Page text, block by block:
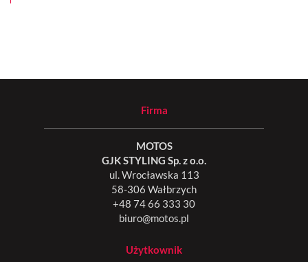
Firma
MOTOS
GJK STYLING Sp. z o.o.
ul. Wrocławska 113
58-306 Wałbrzych
+48 74 66 333 30
biuro@motos.pl
Użytkownik